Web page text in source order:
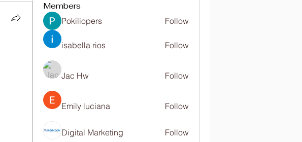
Members
Pokiliopers Follow
isabella rios Follow
Jac Hw Follow
Emily luciana Follow
Digital Marketing
Follow